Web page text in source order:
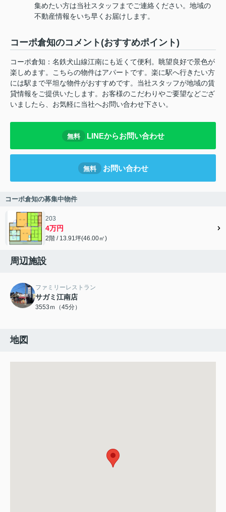
集めたい方は当社スタッフまでご連絡ください。地域の
不動産情報をいち早くお届けします。
コーポ倉知のコメント(おすすめポイント)
コーポ倉知：名鉄犬山線江南にも近くて便利。眺望良好で景色が
楽しめます。こちらの物件はアパートです。楽に駅へ行きたい方
には駅まで平坦な物件がおすすめです。当社スタッフが地域の賃
貸情報をご提供いたします。お客様のこだわりやご要望などござ
いましたら、お気軽に当社へお問い合わせ下さい。
無料 LINEからお問い合わせ
無料 お問い合わせ
コーポ倉知の募集中物件
203
4万円
2階 / 13.91坪(46.00㎡)
周辺施設
ファミリーレストラン
サガミ江南店
3553ｍ（45分）
地図